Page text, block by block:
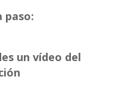
paso:
un vídeo del